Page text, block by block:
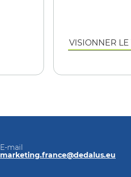
VISIONNER
E-mail
marketing.france@dedalus.eu